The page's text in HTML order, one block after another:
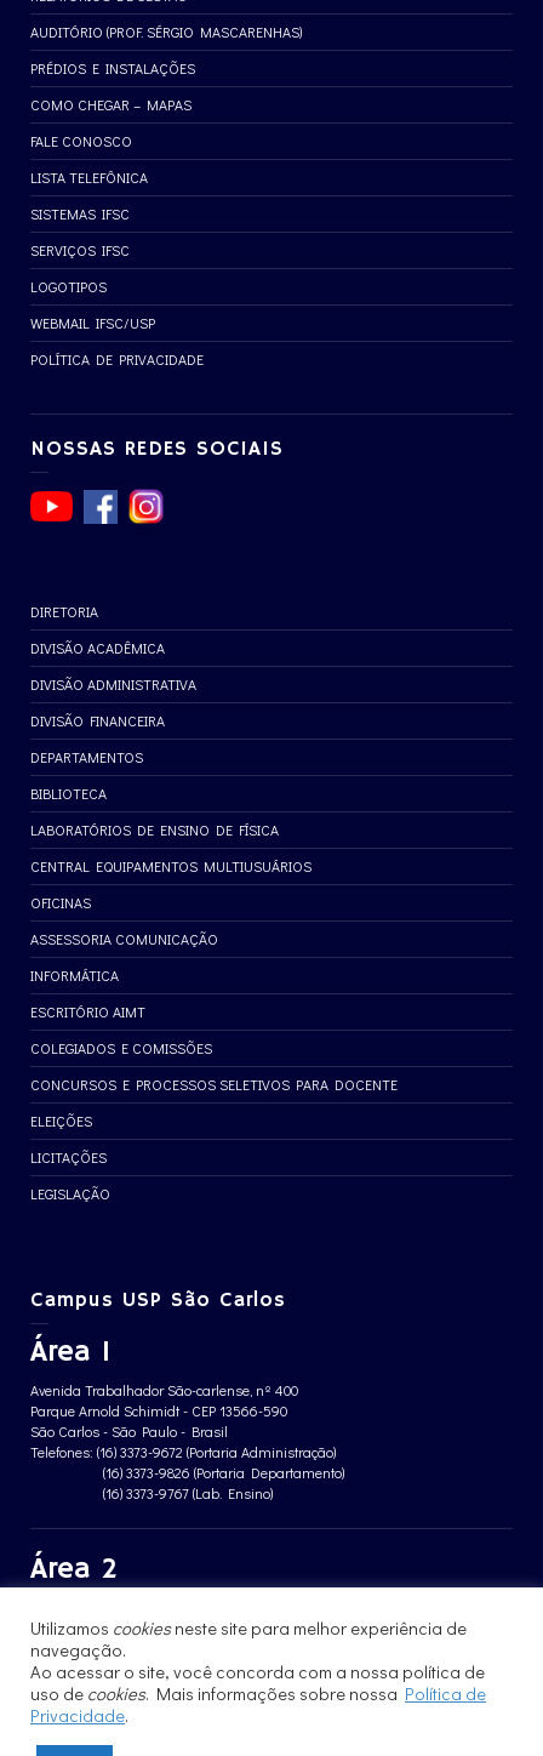
AUDITÓRIO (PROF. SÉRGIO MASCARENHAS)
PRÉDIOS E INSTALAÇÕES
COMO CHEGAR – MAPAS
FALE CONOSCO
LISTA TELEFÔNICA
SISTEMAS IFSC
SERVIÇOS IFSC
LOGOTIPOS
WEBMAIL IFSC/USP
POLÍTICA DE PRIVACIDADE
NOSSAS REDES SOCIAIS
DIRETORIA
DIVISÃO ACADÊMICA
DIVISÃO ADMINISTRATIVA
DIVISÃO FINANCEIRA
DEPARTAMENTOS
BIBLIOTECA
LABORATÓRIOS DE ENSINO DE FÍSICA
CENTRAL EQUIPAMENTOS MULTIUSUÁRIOS
OFICINAS
ASSESSORIA COMUNICAÇÃO
INFORMÁTICA
ESCRITÓRIO AIMT
COLEGIADOS E COMISSÕES
CONCURSOS E PROCESSOS SELETIVOS PARA DOCENTE
ELEIÇÕES
LICITAÇÕES
LEGISLAÇÃO
Campus USP São Carlos
Área 1
Avenida Trabalhador São-carlense, nº 400
Parque Arnold Schimidt - CEP 13566-590
São Carlos - São Paulo - Brasil
Telefones: (16) 3373-9672 (Portaria Administração)
(16) 3373-9826 (Portaria Departamento)
(16) 3373-9767 (Lab. Ensino)
Área 2
Jardim Santa Angelina - CEP 13563-120
São Carlos - São Paulo - Brasil
Telefone: (16) 3373-8068 (Portaria prédio CFBio)
(16) 3364-8070 (Portaria prédio poloTErRA)
Utilizamos cookiesneste site para melhor experiência de
navegação.
Ao acessar o site, você concorda com a nossa política de
uso de cookies. Mais informações sobre nossa Política de
Privacidade.